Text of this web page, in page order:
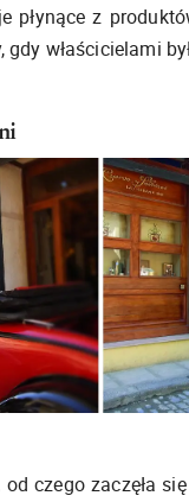
płynące z
właścicielami
czego zaczęła